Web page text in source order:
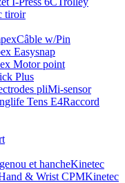
tiroir
Câble w/Pin
Easysnap
Motor point
Plus
pliMi-sensor
Tens E4Raccord
et hancheKinetec
& Wrist CPMKinetec